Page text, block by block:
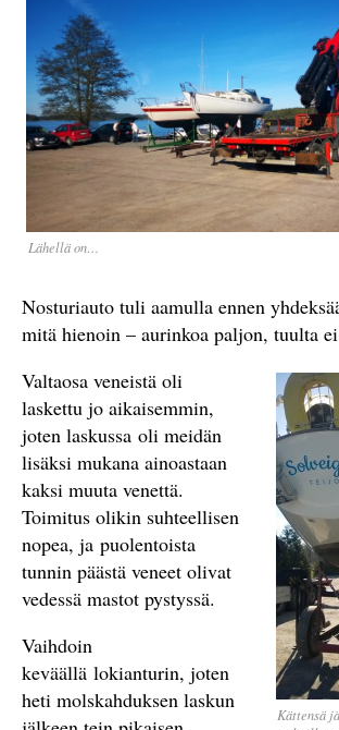
Lähellä on…
Nosturiauto tuli aamulla ennen
mitä hienoin – aurinkoa paljon, tuulta
Kättensä
Valtaosa veneistä oli
laskettu jo aikaisemmin,
joten laskussa oli meidän
lisäksi mukana ainoastaan
kaksi muuta venettä.
Toimitus olikin suhteellisen
nopea, ja puolentoista
tunnin päästä veneet olivat
vedessä mastot pystyssä.
Vaihdoin
keväällä lokianturin, joten
heti molskahduksen laskun